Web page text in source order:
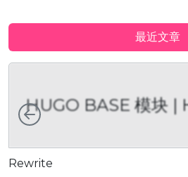
最近文章
HUGO BASE 模块 |
Rewrite
向左